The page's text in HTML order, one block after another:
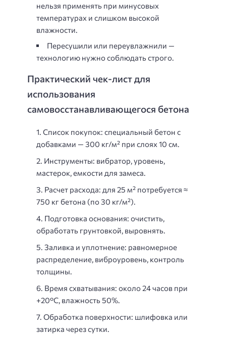
нельзя применять при минусовых
температурах и слишком высокой
влажности.
Пересушили или переувлажнили —
технологию нужно соблюдать строго.
Практический чек-лист для
использования
самовосстанавливающегося бетона
Список покупок: специальный бетон с
добавками — 300 кг/м² при слоях 10 см.
Инструменты: вибратор, уровень,
мастерок, емкости для замеса.
Расчет расхода: для 25 м² потребуется ≈
750 кг бетона (по 30 кг/м²).
Подготовка основания: очистить,
обработать грунтовкой, выровнять.
Заливка и уплотнение: равномерное
распределение, виброуровень, контроль
толщины.
Время схватывания: около 24 часов при
+20°C, влажность 50%.
Обработка поверхности: шлифовка или
затирка через сутки.